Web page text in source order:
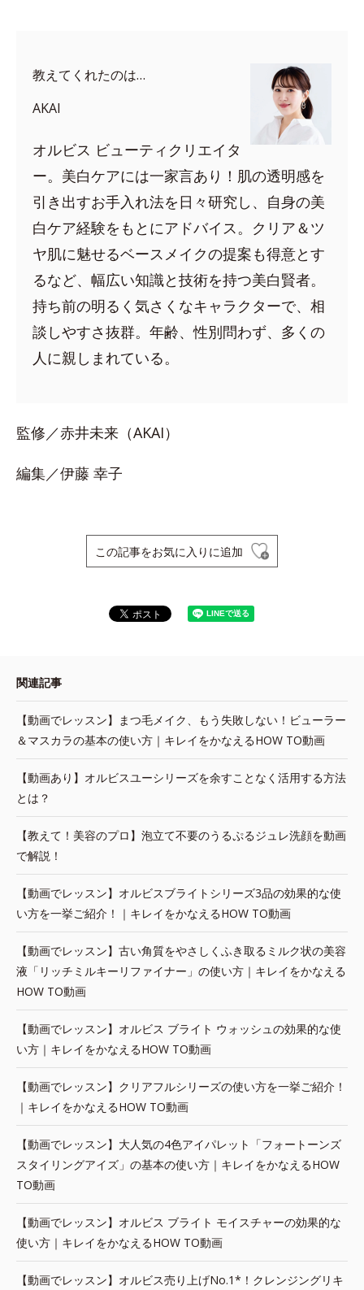
教えてくれたのは…
AKAI
オルビス ビューティクリエイタ
ー。美白ケアには一家言あり！肌の透明感を
引き出すお手入れ法を日々研究し、自身の美
白ケア経験をもとにアドバイス。クリア＆ツ
ヤ肌に魅せるベースメイクの提案も得意とす
るなど、幅広い知識と技術を持つ美白賢者。
持ち前の明るく気さくなキャラクターで、相
談しやすさ抜群。年齢、性別問わず、多くの
人に親しまれている。
監修／赤井未来（AKAI）
編集／伊藤 幸子
この記事をお気に入りに追加
関連記事
【動画でレッスン】まつ毛メイク、もう失敗しない！ビューラー
＆マスカラの基本の使い方｜キレイをかなえるHOW TO動画
【動画あり】オルビスユーシリーズを余すことなく活用する方法
とは？
【教えて！美容のプロ】泡立て不要のうるぷるジュレ洗顔を動画
で解説！
【動画でレッスン】オルビスブライトシリーズ3品の効果的な使
い方を一挙ご紹介！｜キレイをかなえるHOW TO動画
【動画でレッスン】古い角質をやさしくふき取るミルク状の美容
液「リッチミルキーリファイナー」の使い方｜キレイをかなえる
HOW TO動画
【動画でレッスン】オルビス ブライト ウォッシュの効果的な使
い方｜キレイをかなえるHOW TO動画
【動画でレッスン】クリアフルシリーズの使い方を一挙ご紹介！
｜キレイをかなえるHOW TO動画
【動画でレッスン】大人気の4色アイパレット「フォートーンズ
スタイリングアイズ」の基本の使い方｜キレイをかなえるHOW
TO動画
【動画でレッスン】オルビス ブライト モイスチャーの効果的な
使い方｜キレイをかなえるHOW TO動画
【動画でレッスン】オルビス売り上げNo.1*！クレンジングリキ